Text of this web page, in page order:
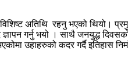
अतिथि रहनु भएको थियो।
गर्नु भयो । साथै जनयुद्ध
उहाहरुको कदर गर्दै इतिहास